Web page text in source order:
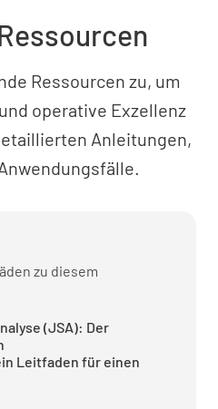
Ressourcen zu, um
operative Exzellenz
Anleitungen,
zu diesem
(JSA): Der
Leitfaden für einen